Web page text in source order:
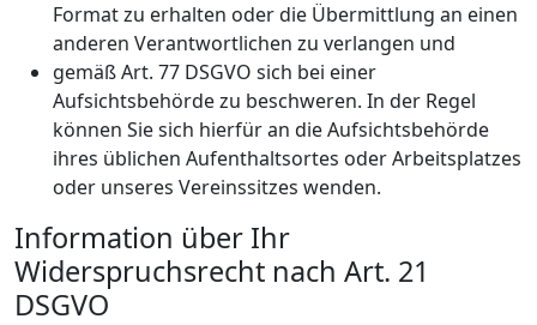
Format zu erhalten oder die Übermittlung an einen
anderen Verantwortlichen zu verlangen und
gemäß Art. 77 DSGVO sich bei einer
Aufsichtsbehörde zu beschweren. In der Regel
können Sie sich hierfür an die Aufsichtsbehörde
ihres üblichen Aufenthaltsortes oder Arbeitsplatzes
oder unseres Vereinssitzes wenden.
Information über Ihr
Widerspruchsrecht nach Art. 21
DSGVO